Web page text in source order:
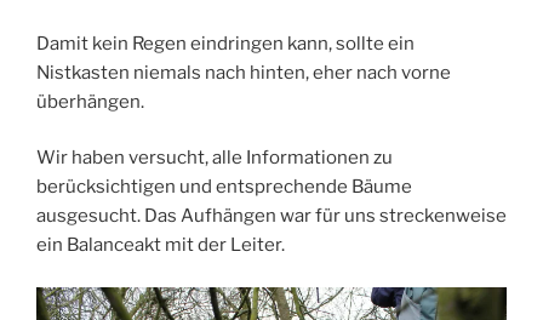
Damit kein Regen eindringen kann, sollte ein
Nistkasten niemals nach hinten, eher nach vorne
überhängen.
Wir haben versucht, alle Informationen zu
berücksichtigen und entsprechende Bäume
ausgesucht. Das Aufhängen war für uns streckenweise
ein Balanceakt mit der Leiter.